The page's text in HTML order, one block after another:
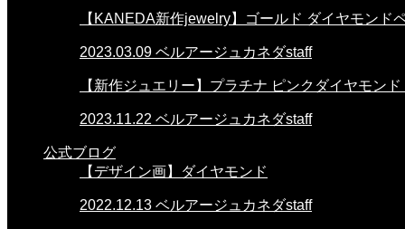
【KANEDA新作jewelry】ゴールド ダイヤモンド
2023.03.09 ベルアージュカネダstaff
【新作ジュエリー】プラチナ ピンクダイヤモン
2023.11.22 ベルアージュカネダstaff
公式ブログ
【デザイン画】ダイヤモンド
2022.12.13 ベルアージュカネダstaff